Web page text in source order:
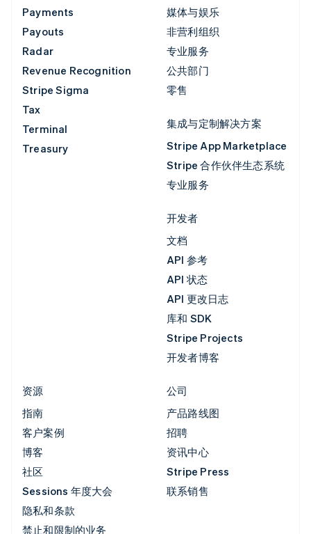
Payments
Payouts
Radar
Revenue Recognition
Stripe Sigma
Tax
Terminal
Treasury
媒体与娱乐
非营利组织
专业服务
公共部门
零售
集成与定制解决方案
Stripe App Marketplace
Stripe 合作伙伴生态系统
专业服务
开发者
文档
API 参考
API 状态
API 更改日志
库和 SDK
Stripe Projects
开发者博客
资源
指南
客户案例
博客
社区
Sessions 年度大会
隐私和条款
禁止和限制的业务
公司
产品路线图
招聘
资讯中心
Stripe Press
联系销售